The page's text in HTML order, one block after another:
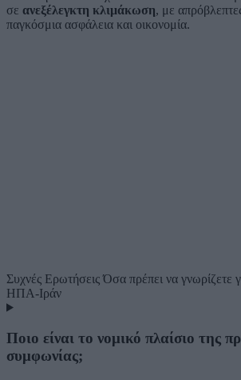
σε ανεξέλεγκτη κλιμάκωση, με
παγκόσμια ασφάλεια και οικονομία.
Συχνές ΕρωτήσειςΌσα πρέπει να γνωρίζετε
ΗΠΑ-Ιράν
Ποιο είναι το νομικό πλαίσιο της
συμφωνίας;